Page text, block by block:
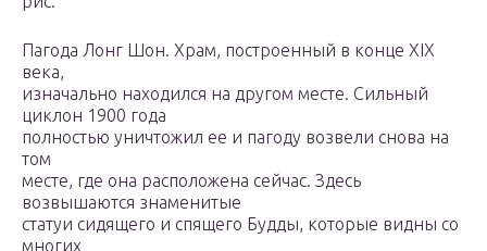
Пагода Лонг Шон. Храм, построенный в конце XIX
века,
изначально находился на другом месте. Сильный
циклон 1900 года
полностью уничтожил ее и пагоду возвели снова на
том
месте, где она расположена сейчас. Здесь
возвышаются знаменитые
статуи сидящего и спящего Будды, которые видны со
многих